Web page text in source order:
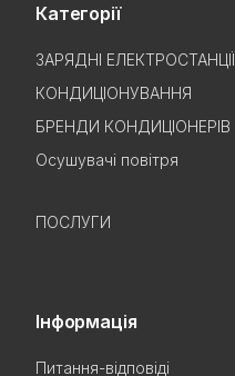
Категорії
ЗАРЯДНІ ЕЛЕКТРОСТАНЦІЇ
КОНДИЦІОНУВАННЯ
БРЕНДИ КОНДИЦІОНЕРІВ
Осушувачі повітря
ПОСЛУГИ
Інформація
Питання-відповіді